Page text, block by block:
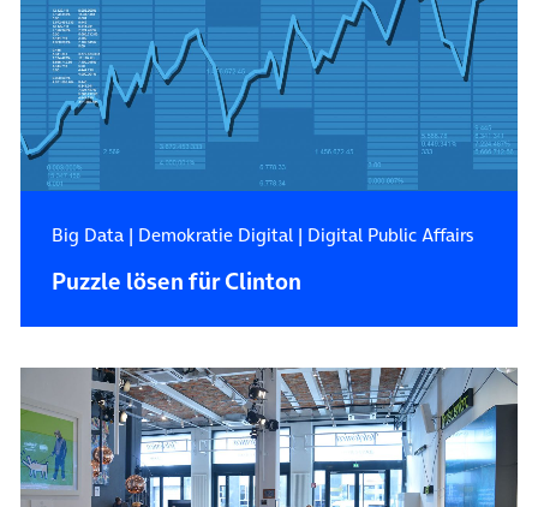
Big Data| Demokratie Digital| Digital Public Affairs
Puzzle lösen für Clinton